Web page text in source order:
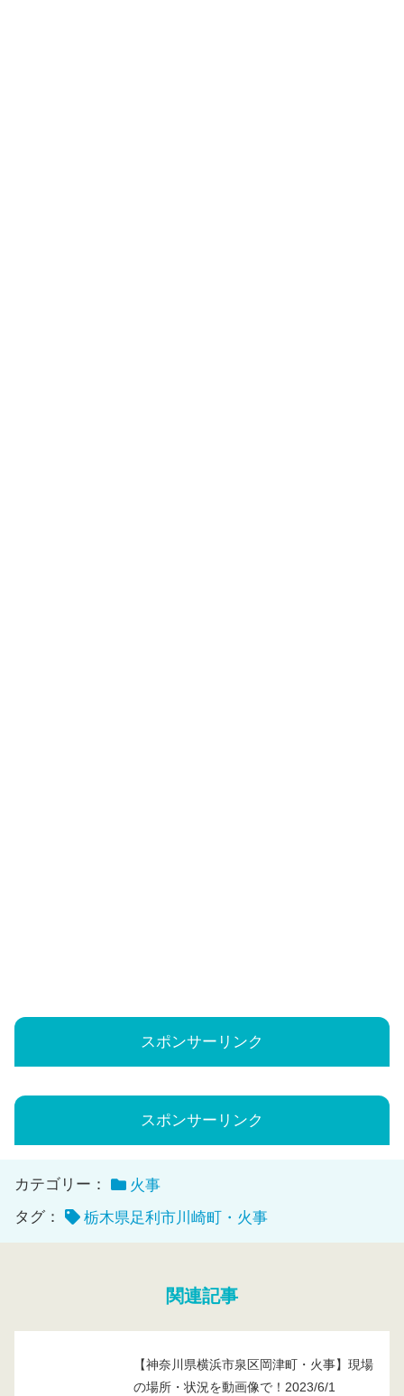
スポンサーリンク
スポンサーリンク
カテゴリー：
火事
タグ：
栃木県足利市川崎町・火事
関連記事
【神奈川県横浜市泉区岡津町・火事】現場
の場所・状況を動画像で！2023/6/1